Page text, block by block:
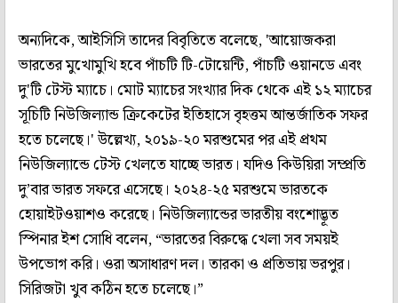
অন্যদিকে, আইসিসি তাদের বিবৃতিতে বলেছে, 'আয়োজকরা
ভারতের মুখোমুখি হবে পাঁচটি টি-টোয়েন্টি, পাঁচটি ওয়ানডে এবং
দু'টি টেস্ট ম্যাচে। মোট ম্যাচের সংখ্যার দিক থেকে এই ১২ ম্যাচের
সূচিটি নিউজিল্যান্ড ক্রিকেটের ইতিহাসে বৃহত্তম আন্তর্জাতিক সফর
হতে চলেছে।' উল্লেখ্য, ২০১৯-২০ মরশুমের পর এই প্রথম
নিউজিল্যান্ডে টেস্ট খেলতে যাচ্ছে ভারত। যদিও কিউয়িরা সম্প্রতি
দু’বার ভারত সফরে এসেছে। ২০২৪-২৫ মরশুমে ভারতকে
হোয়াইটওয়াশও করেছে। নিউজিল্যান্ডের ভারতীয় বংশোদ্ভূত
স্পিনার ইশ সোধি বলেন, “ভারতের বিরুদ্ধে খেলা সব সময়ই
উপভোগ করি। ওরা অসাধারণ দল। তারকা ও প্রতিভায় ভরপুর।
সিরিজটা খুব কঠিন হতে চলেছে।”